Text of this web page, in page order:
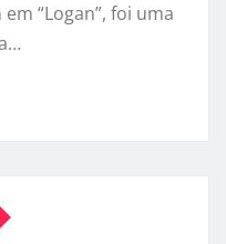
“Logan”, foi uma